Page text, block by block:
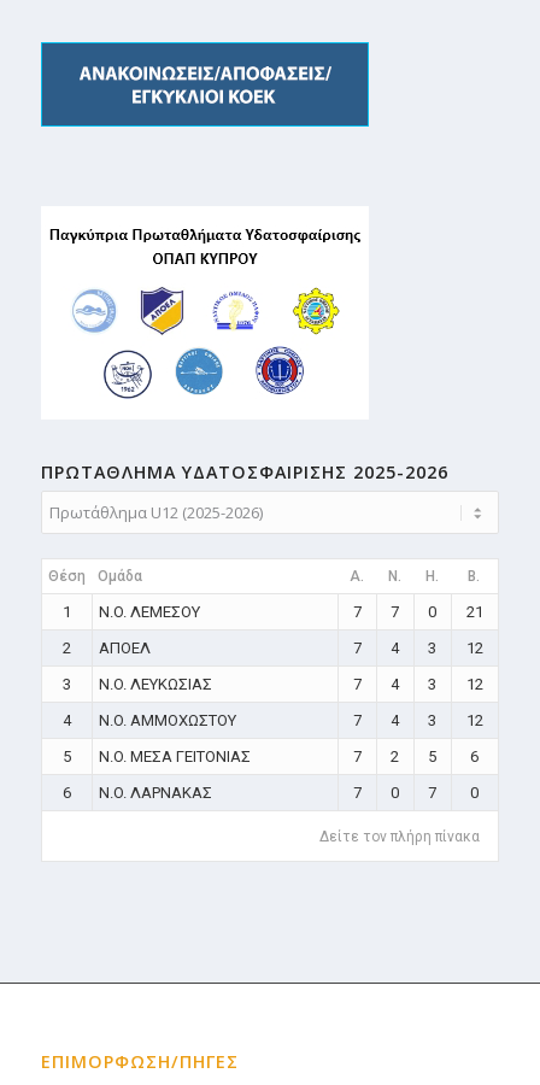
ΠΡΩΤΑΘΛΗMA ΥΔΑΤΟΣΦΑΙΡΙΣΗΣ 2025-2026
Θέση Ομάδα A. N. H. B.
1 N.O. ΛΕΜΕΣΟΥ 7 7 0
21
2
ΑΠΟΕΛ 7 4 3
12
3
N.O. ΛΕΥΚΩΣΙΑΣ 7 4 3
12
4
N.O. ΑΜΜΟΧΩΣΤΟΥ 7 4 3
12
5
N.O. ΜΕΣΑ ΓΕΙΤΟΝΙΑΣ 7 2 5
6
6
N.O. ΛΑΡΝΑΚΑΣ 7 0 7 0
Δείτε τον πλήρη πίνακα
ΕΠΙΜΟΡΦΩΣΗ/ΠΗΓΕΣ